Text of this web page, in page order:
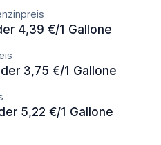
4,39 €/1 Gallone
3,75 €/1 Gallone
5,22 €/1 Gallone